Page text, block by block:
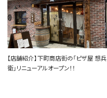
【店舗紹介】下町商店街の「ピザ屋 想兵
衛」リニューアルオープン！！